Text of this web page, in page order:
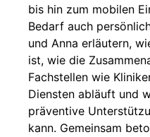
bis hin zum mobilen
Bedarf auch
und Anna erläutern,
ist, wie die
Fachstellen wie
Diensten abläuft und
präventive
kann. Gemeinsam